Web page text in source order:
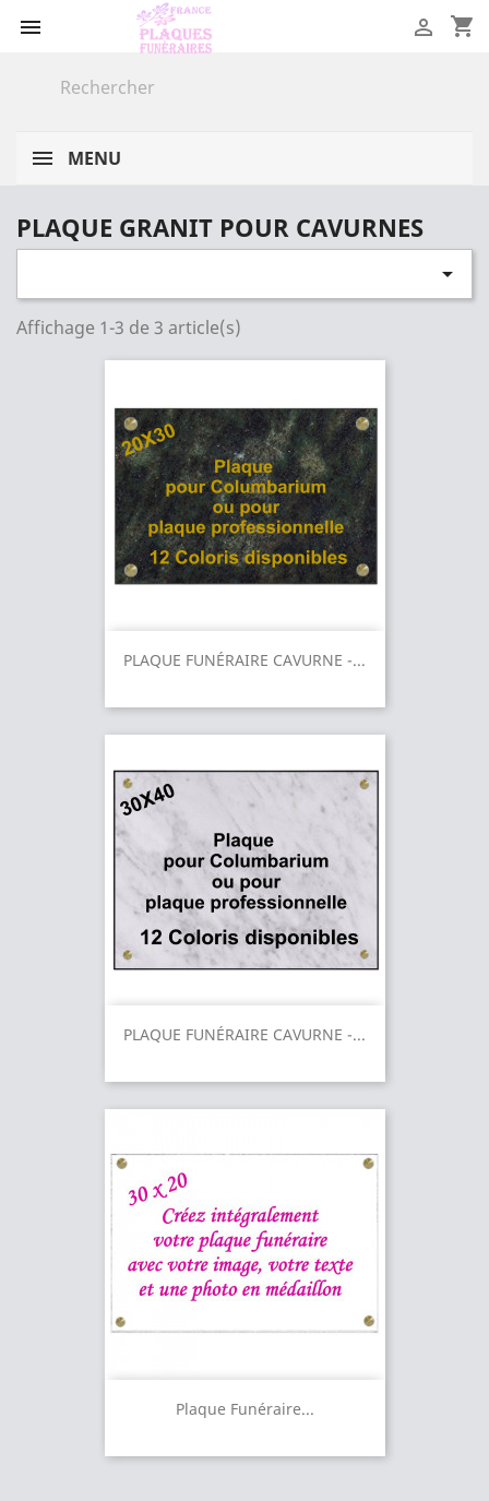
 shopping_cart

MENU
PLAQUE GRANIT POUR CAVURNES

Affichage 1-3 de 3 article(s)
PLAQUE FUNÉRAIRE CAVURNE -...
PLAQUE FUNÉRAIRE CAVURNE -...
Plaque Funéraire...